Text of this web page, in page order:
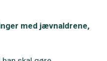
med jævnaldrene,